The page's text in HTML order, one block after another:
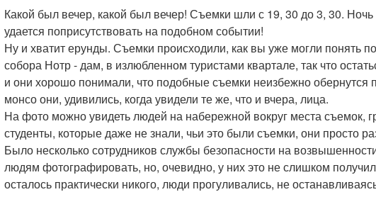
Какой был вечер, какой был вечер! Съемки шли с 19, 30 до 3, 30. Ночь
удается поприсутствовать на подобном событии!
Ну и хватит ерунды. Съемки происходили, как вы уже могли понять
собора Нотр - дам, в излюбленном туристами квартале, так что
и они хорошо понимали, что подобные съемки неизбежно
монсо они, удивились, когда увидели те же, что и вчера, лица.
На фото можно увидеть людей на набережной вокруг места съемок,
студенты, которые даже не знали, чьи это были съемки, они просто
Было несколько сотрудников службы безопасности на
людям фотографировать, но, очевидно, у них это не слишком
осталось практически никого, люди прогуливались, не